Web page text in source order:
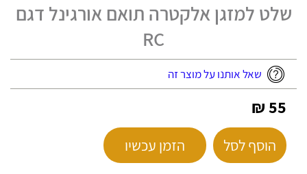
שלט למזגן אלקטרה תואם אורגינל דגם
RC
שאל אותנו על מוצר זה
55 ₪
הוסף לסל הזמן עכשיו